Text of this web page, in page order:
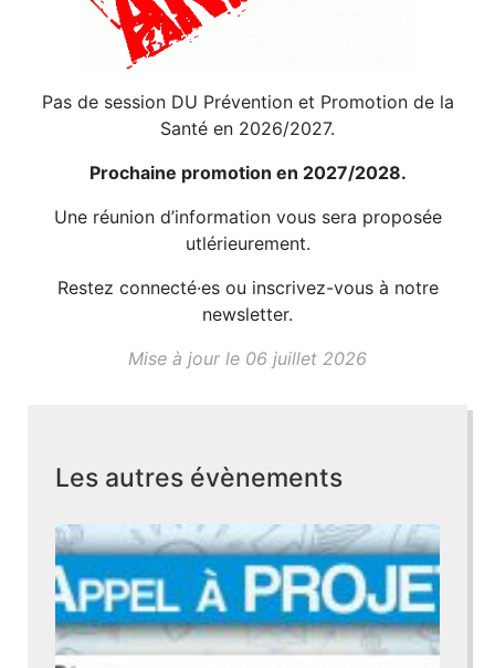
Pas de session DU Prévention et Promotion de la
Santé en 2026/2027.
Prochaine promotion en 2027/2028.
Une réunion d’information vous sera proposée
utlérieurement.
Restez connecté·es ou inscrivez-vous à notre
newsletter.
Mise à jour le 06 juillet 2026
Les autres évènements